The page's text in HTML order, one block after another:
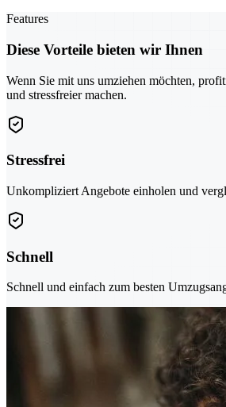
Features
Diese Vorteile bieten wir Ihnen
Wenn Sie mit uns umziehen möchten,
und stressfreier machen.
Stressfrei
Unkompliziert Angebote einholen und
Schnell
Schnell und einfach zum besten